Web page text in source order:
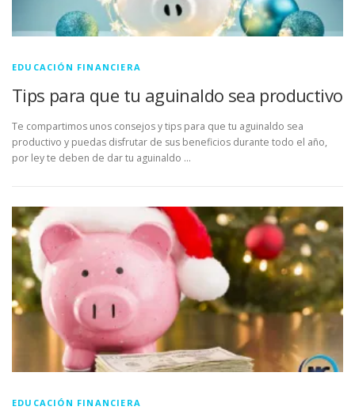
EDUCACIÓN FINANCIERA
Tips para que tu aguinaldo sea productivo
Te compartimos unos consejos y tips para que tu aguinaldo sea
productivo y puedas disfrutar de sus beneficios durante todo el año,
por ley te deben de dar tu aguinaldo …
EDUCACIÓN FINANCIERA